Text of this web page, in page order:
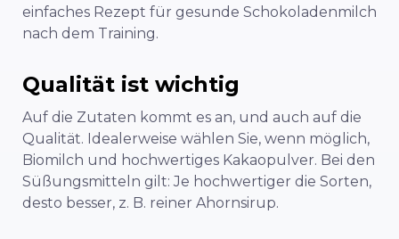
einfaches Rezept für gesunde Schokoladenmilch
nach dem Training.
Qualität ist wichtig
Auf die Zutaten kommt es an, und auch auf die
Qualität. Idealerweise wählen Sie, wenn möglich,
Biomilch und hochwertiges Kakaopulver. Bei den
Süßungsmitteln gilt: Je hochwertiger die Sorten,
desto besser, z. B. reiner Ahornsirup.